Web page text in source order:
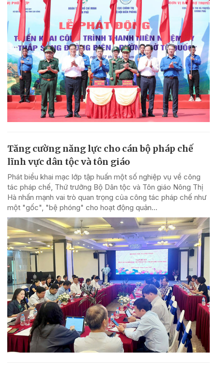
Tăng cường năng lực cho cán bộ pháp chế
lĩnh vực dân tộc và tôn giáo
Phát biểu khai mạc lớp tập huấn một số nghiệp vụ về công
tác pháp chế, Thứ trưởng Bộ Dân tộc và Tôn giáo Nông Thị
Hà nhấn mạnh vai trò quan trọng của công tác pháp chế như
một "gốc", "bệ phóng" cho hoạt động quản...